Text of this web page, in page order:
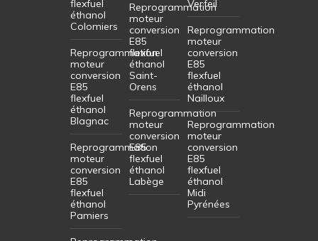
flexfuel
éthanol
Colomiers
Reprogrammation
moteur
conversion
E85
flexfuel
éthanol
Blagnac
Reprogrammation
moteur
conversion
E85
flexfuel
éthanol
Pamiers
Reprogrammation
moteur
conversion
E85
flexfuel
éthanol
Saint-
Orens
Reprogrammation
moteur
conversion
E85
flexfuel
éthanol
Labège
Verfeil
Reprogrammation
moteur
conversion
E85
flexfuel
éthanol
Nailloux
Reprogrammation
moteur
conversion
E85
flexfuel
éthanol
Midi
Pyrénées